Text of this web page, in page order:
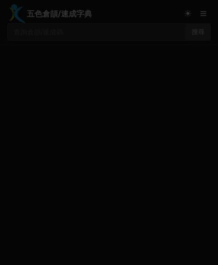
五色倉頡/速成字典
搜尋
☀ ≡